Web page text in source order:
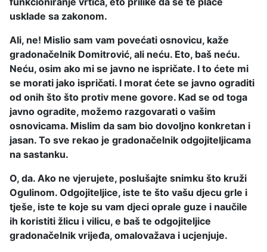
usklade sa zakonom.
Ali, ne! Mislio sam vam povećati osnovicu, kaže
gradonačelnik Domitrović, ali neću. Eto, baš neću.
Neću, osim ako mi se javno ne ispričate. I to ćete mi
se morati jako ispričati. I morat ćete se javno ograditi
od onih što što protiv mene govore. Kad se od toga
javno ogradite, možemo razgovarati o vašim
osnovicama. Mislim da sam bio dovoljno konkretan i
jasan. To sve rekao je gradonačelnik odgojiteljicama
na sastanku.
O, da. Ako ne vjerujete, poslušajte snimku što kruži
Ogulinom. Odgojiteljice, iste te što vašu djecu grle i
tješe, iste te koje su vam djeci oprale guze i naučile
ih koristiti žlicu i vilicu, e baš te odgojiteljice
gradonačelnik vrijeđa, omalovažava i ucjenjuje.